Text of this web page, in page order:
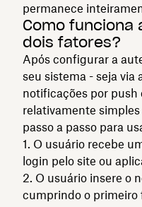
permanece
Como funciona
dois fatores?
Após configurar a
seu sistema - seja via
notificações por push
relativamente
passo a passo para
O usuário recebe
login pelo site ou
O usuário insere o
cumprindo o primeiro